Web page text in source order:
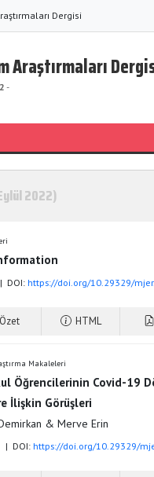
Dergisi
Araştırmaları
-
2022)
DOI: https://doi.org/10.29329/
Özet HTML
Makaleleri
Öğrencilerinin Covid-19
İlişkin Görüşleri
& Merve Erin
| DOI: https://doi.org/10.29329/